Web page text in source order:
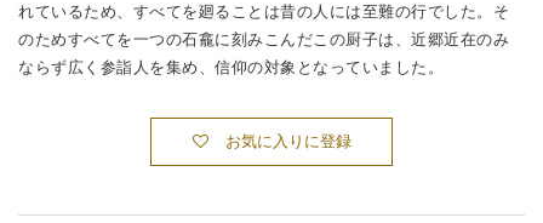
れているため、すべてを廻ることは昔の人には至難の行でした。そ
のためすべてを一つの石龕に刻みこんだこの厨子は、近郷近在のみ
ならず広く参詣人を集め、信仰の対象となっていました。
お気に入りに登録